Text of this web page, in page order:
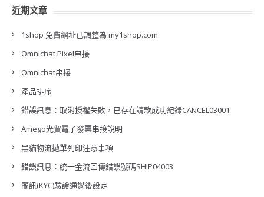
近期文章
1shop 免費網址已調整為 my1shop.com
Omnichat Pixel串接
Omnichat串接
產品排序
錯誤訊息：取消授權失敗，已存在請款成功紀錄CANCEL03001
Amego光貿電子發票串接說明
黑貓物流拋單列印注意事項
錯誤訊息：統一金流回傳錯誤號碼SHIP04003
簡訊(KYC)驗證通過後設定